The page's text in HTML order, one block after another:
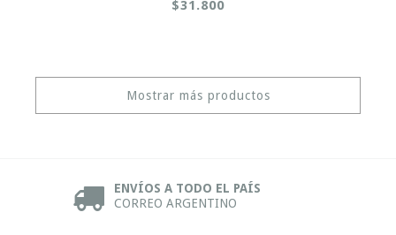
$31.800
Mostrar más productos
ENVÍOS A TODO EL PAÍS
CORREO ARGENTINO